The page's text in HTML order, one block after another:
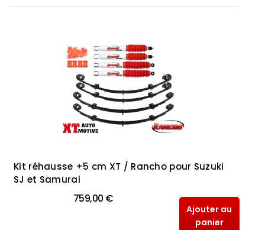
Kit réhausse +5 cm XT / Rancho pour Suzuki
SJ et Samurai
759,00 €
Ajouter au
panier